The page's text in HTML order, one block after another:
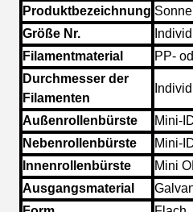
Produktbezeichnung
Größe Nr.
Filamentmaterial
PP-
Durchmesser der
Filamenten
Außenrollenbürste
Mini-
Nebenrollenbürste
Mini-
Innenrollenbürste
Mini
Ausgangsmaterial